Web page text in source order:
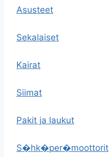
Asusteet
Sekalaiset
Kairat
Siimat
Pakit ja laukut
S�hk�per�moottorit